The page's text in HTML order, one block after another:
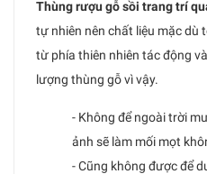
Thùng rượu gỗ sồi trang trí
tự nhiên nên chất liệu mặc dù
từ phía thiên nhiên tác động
lượng thùng gỗ vì vậy.
- Không để ngoài trời
ảnh sẽ làm mối mọt
- Cũng không được để